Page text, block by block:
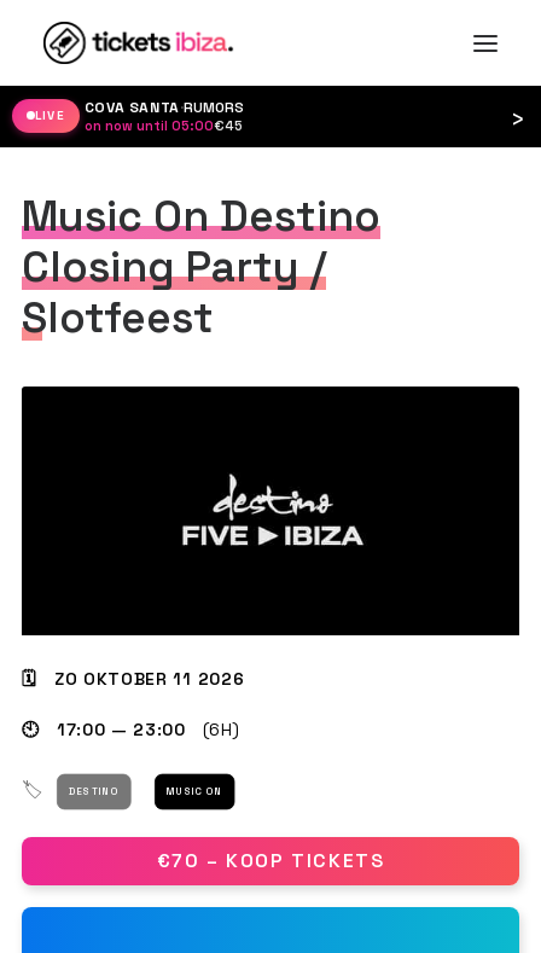
ZOEKEN
LIVE COVA SANTA·RUMORS
on now until 05:00·€45 ›
Music On Destino
Closing Party /
Slotfeest
🗓 ZO OKTOBER 11 2026
🕙 17:00 — 23:00 (6H)
🏷 DESTINO MUSIC ON
€70 – KOOP TICKETS